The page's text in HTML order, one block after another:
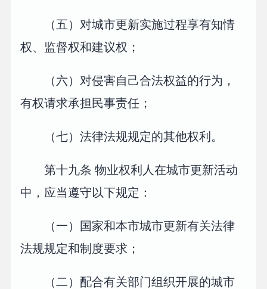
（五）对城市更新实施过程享有知情
权、监督权和建议权；
（六）对侵害自己合法权益的行为，
有权请求承担民事责任；
（七）法律法规规定的其他权利。
第十九条 物业权利人在城市更新活动
中，应当遵守以下规定：
（一）国家和本市城市更新有关法律
法规规定和制度要求；
（二）配合有关部门组织开展的城市